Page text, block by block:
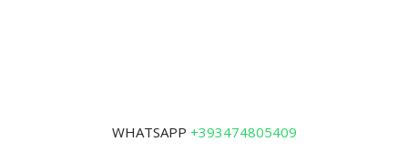
WHATSAPP +393474805409